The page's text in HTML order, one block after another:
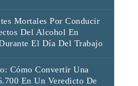
Mortales Por Conducir
Del Alcohol En
El Día Del Trabajo
Cómo Convertir Una
En Un Veredicto De